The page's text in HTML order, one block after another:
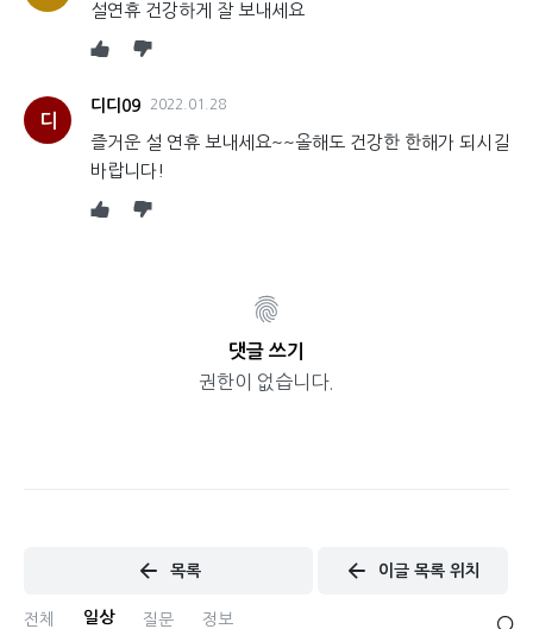
설연휴 건강하게 잘 보내세요
디
디디09 2022.01.28
즐거운 설 연휴 보내세요~~올해도 건강한 한해가 되시길
바랍니다!
댓글 쓰기
권한이 없습니다.
목록 이글 목록 위치
전체 일상 질문 정보